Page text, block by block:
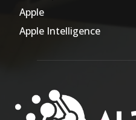
Apple
Apple Intelligence